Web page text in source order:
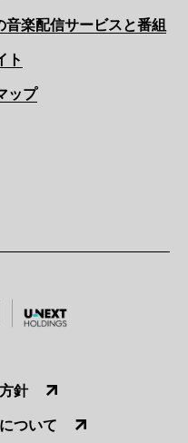
音楽配信サービスと番組
ト
ップ
針
ついて